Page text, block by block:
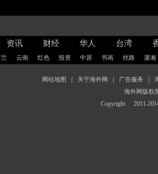
资讯 财经 华人 台湾
云南 红色 投资 中原 书画 丝路 潇湘
网站地图 关于海外网 广告服务
海外网版权
Copyright
2011-